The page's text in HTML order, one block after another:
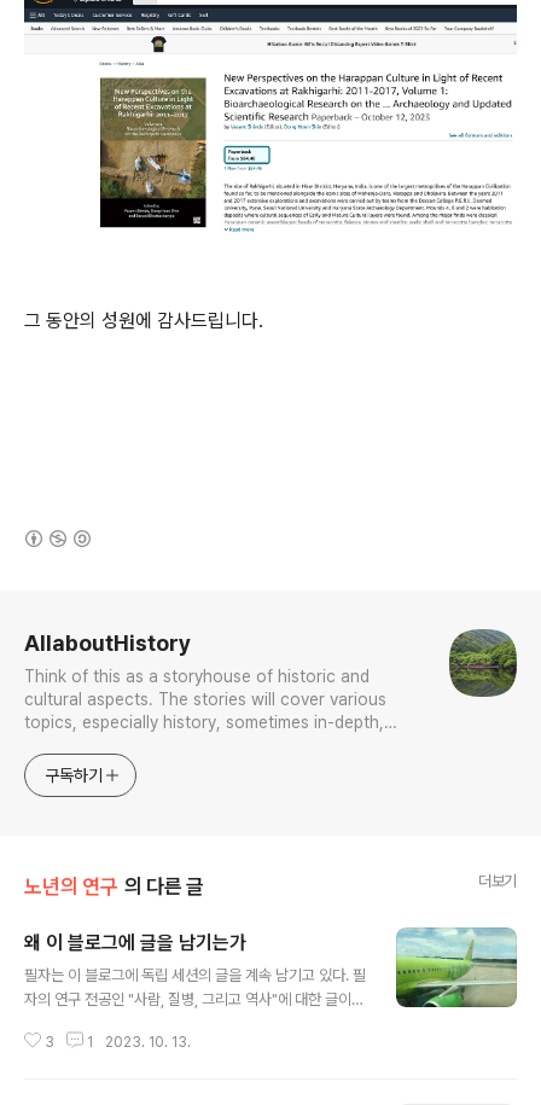
그 동안의 성원에 감사드립니다.
AllaboutHistory
Think of this as a storyhouse of historic and
cultural aspects. The stories will cover various
topics, especially history, sometimes in-depth,
approach will be to resist any common sense or
generalized viewpoint
구독하기
노년의 연구 의 다른 글 더보기
왜 이 블로그에 글을 남기는가
필자는 이 블로그에 독립 세션의 글을 계속 남기고 있다. 필
자의 연구 전공인 "사람, 질병, 그리고 역사"에 대한 글이
적 관심사라기 보다는 최근 인간의 질병에서 동물을 아우
3 1 2023. 10. 13.